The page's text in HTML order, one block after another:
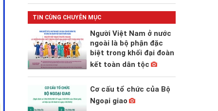
TIN CÙNG CHUYÊN MỤC
Người Việt Nam ở nước
ngoài là bộ phận đặc
biệt trong khối đại đoàn
kết toàn dân tộc
Cơ cấu tổ chức của Bộ
Ngoại giao